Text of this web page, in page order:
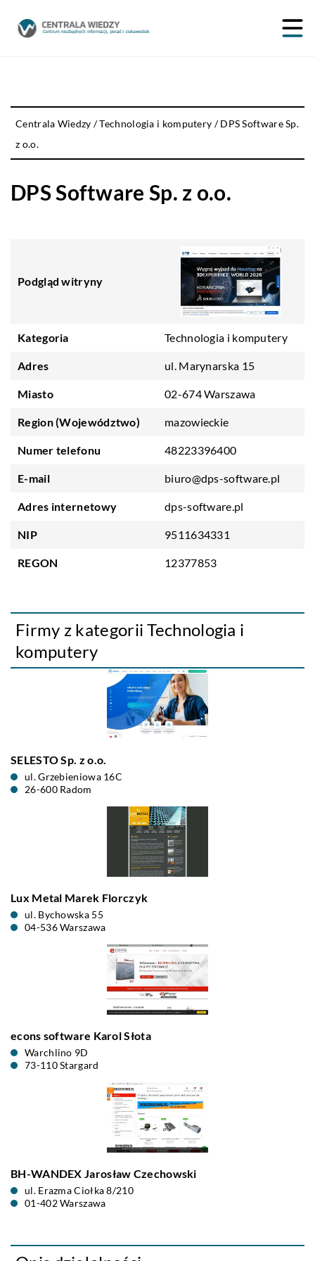
Centrala Wiedzy /Technologia i komputery /DPS Software Sp.
z o.o.
DPS Software Sp. z o.o.
Podgląd witryny
Kategoria Technologia i komputery
Adres ul. Marynarska 15
Miasto 02-674 Warszawa
Region (Województwo) mazowieckie
Numer telefonu 48223396400
E-mail biuro@dps-software.pl
Adres internetowy dps-software.pl
NIP 9511634331
REGON 12377853
Firmy z kategorii Technologia i
komputery
SELESTO Sp. z o.o.
ul. Grzebieniowa 16C
26-600 Radom
Lux Metal Marek Florczyk
ul. Bychowska 55
04-536 Warszawa
econs software Karol Słota
Warchlino 9D
73-110 Stargard
BH-WANDEX Jarosław Czechowski
ul. Erazma Ciołka 8/210
01-402 Warszawa